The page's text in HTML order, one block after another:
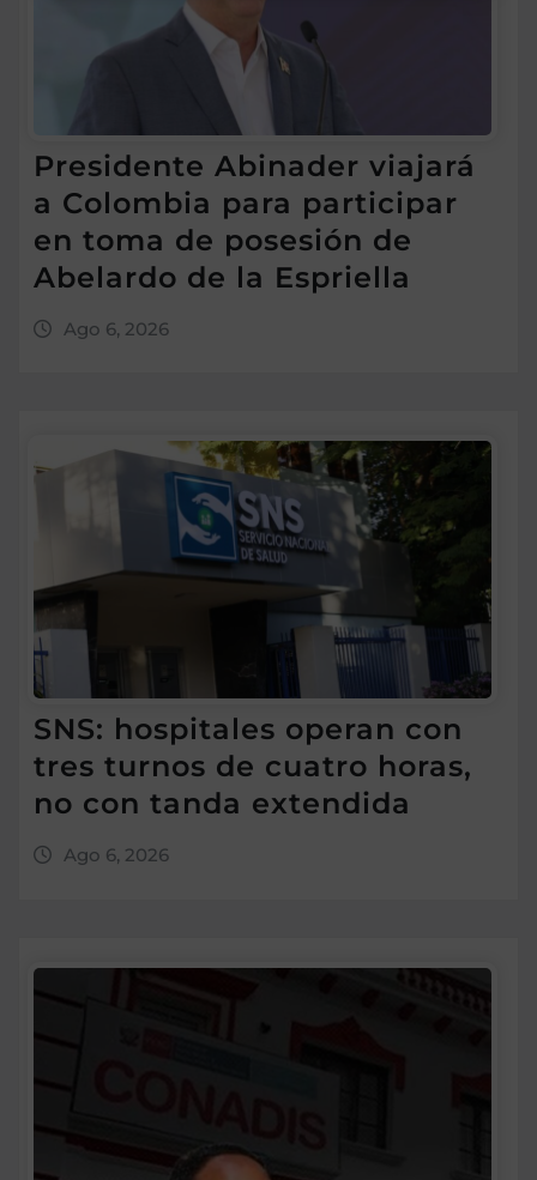
Presidente Abinader viajará
a Colombia para participar
en toma de posesión de
Abelardo de la Espriella
Ago 6, 2026
SNS: hospitales operan con
tres turnos de cuatro horas,
no con tanda extendida
Ago 6, 2026